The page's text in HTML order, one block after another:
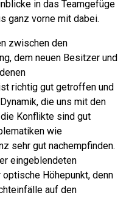
in das Teamgefüge
ganz vorne mit dabei.
zwischen den
dem neuen Besitzer und
richtig gut getroffen und
die uns mit den
Konflikte sind gut
wie
sehr gut nachempfinden.
eingeblendeten
Höhepunkt, denn
auf den